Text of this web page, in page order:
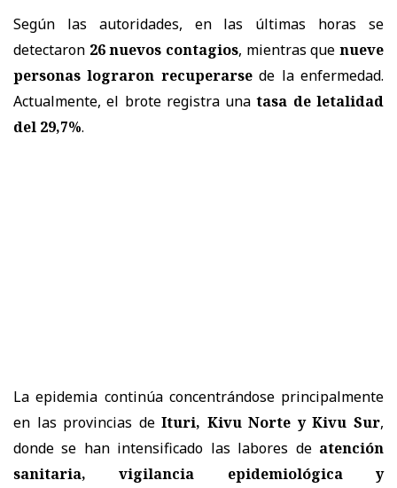
Según las autoridades, en las últimas horas se
detectaron 26 nuevos contagios, mientras quenueve
personas lograron recuperarsede la enfermedad.
Actualmente, el brote registra unatasa de letalidad
del 29,7%.
La epidemia continúa concentrándose principalmente
en las provincias deIturi, Kivu Norte y Kivu Sur,
donde se han intensificado las labores de atención
sanitaria, vigilancia epidemiológica y